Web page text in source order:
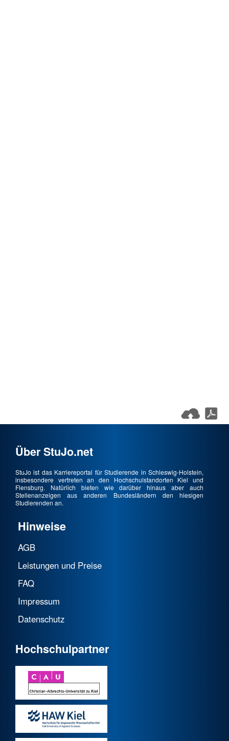
Über StuJo.net
StuJo ist das Karriereportal für Studierende in Schleswig-Holstein,
insbesondere vertreten an den Hochschulstandorten Kiel und
Flensburg. Natürlich bieten wie darüber hinaus aber auch
Stellenanzeigen aus anderen Bundesländern den hiesigen
Studierenden an.
Hinweise
AGB
Leistungen und Preise
FAQ
Impressum
Datenschutz
Hochschulpartner